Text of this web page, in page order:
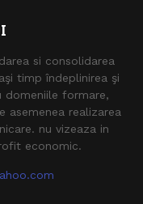
si consolidarea
timp îndeplinirea şi
domeniile formare,
asemenea realizarea
nu vizeaza in
economic.